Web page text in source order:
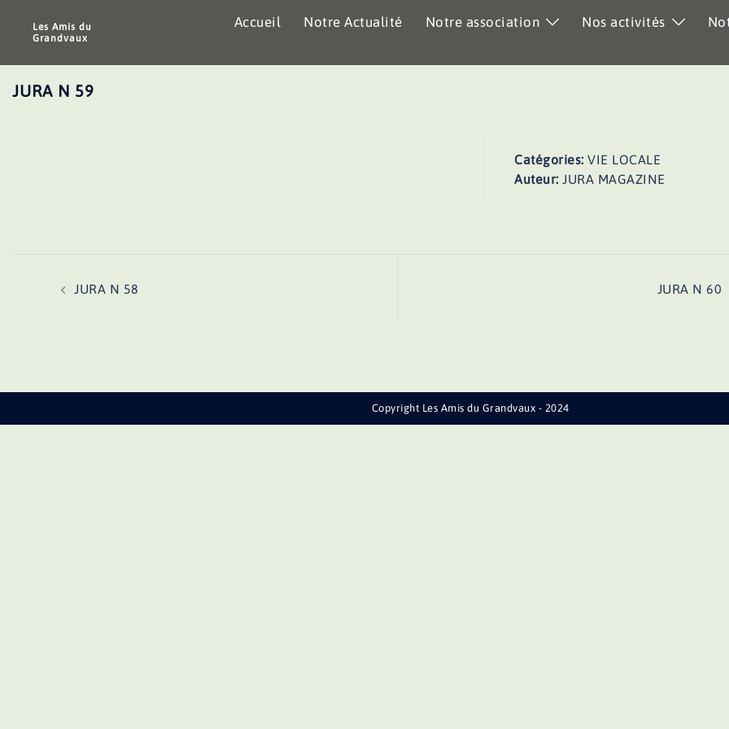
Les Amis du
Grandvaux
Accueil Notre Actualité Notre association Nos activités
JURA N 59
Catégories:VIE LOCALE
Auteur:JURA MAGAZINE
JURA N 58 JURA N 60
Copyright Les Amis du Grandvaux - 2024